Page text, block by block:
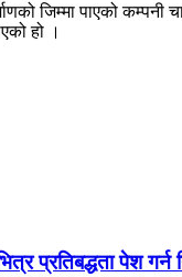
जिम्मा पाएको
हो ।
प्रतिबद्धता पेश गर्न